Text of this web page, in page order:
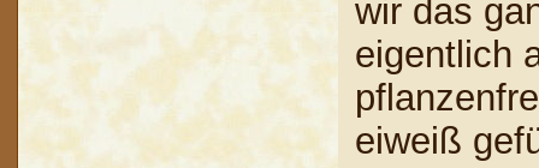
wir das
eigentlich
eiweiß